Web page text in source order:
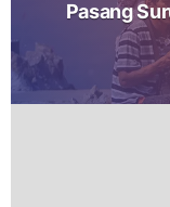
Pasang